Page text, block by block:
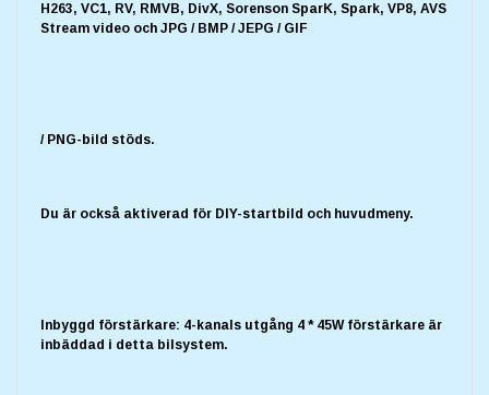
H263, VC1, RV, RMVB, DivX, Sorenson SparK, Spark, VP8, AVS
Stream video och JPG / BMP / JEPG / GIF
/ PNG-bild stöds.
Du är också aktiverad för DIY-startbild och huvudmeny.
Inbyggd förstärkare: 4-kanals utgång 4 * 45W förstärkare är
inbäddad i detta bilsystem.